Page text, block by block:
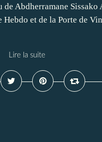
Abdherramane
et de la Porte de
Lire la suite